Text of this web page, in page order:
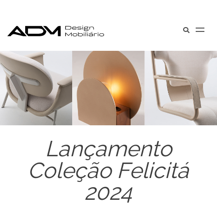
Lançamento
Coleção Felicitá
2024